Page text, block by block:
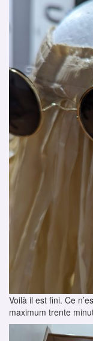
Voilà il est fini. Ce
maximum trente